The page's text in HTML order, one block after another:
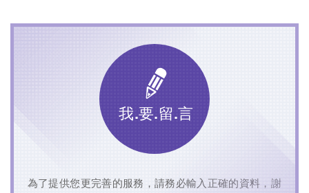
我.要.留.言
為了提供您更完善的服務，請務必輸入正確的資料，謝